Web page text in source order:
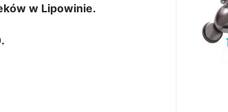
w Lipowinie.